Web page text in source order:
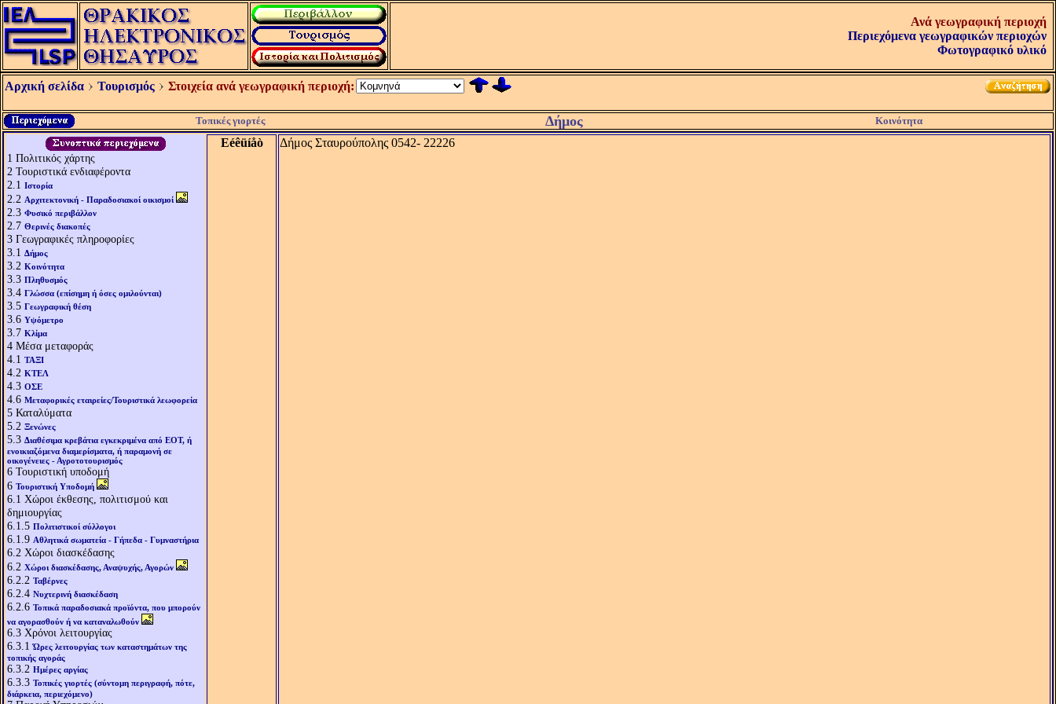
Ανά γεωγραφική περιοχή
Περιεχόμενα γεωγραφικών περιοχών
Φωτογραφικό υλικό
Αρχική σελίδα Τουρισμός Στοιχεία ανά γεωγραφική περιοχή:
Τοπικές γιορτές Δήμος Κοινότητα
1 Πολιτικός χάρτης
2 Τουριστικά ενδιαφέροντα
2.1 Ιστορία
2.2 Αρχιτεκτονική - Παραδοσιακοί οικισμοί
2.3 Φυσικό περιβάλλον
2.7 Θερινές διακοπές
3 Γεωγραφικές πληροφορίες
3.1 Δήμος
3.2 Κοινότητα
3.3 Πληθυσμός
3.4 Γλώσσα (επίσημη ή όσες ομιλούνται)
3.5 Γεωγραφική θέση
3.6 Υψόμετρο
3.7 Κλίμα
4 Μέσα μεταφοράς
4.1 ΤΑΞΙ
4.2 ΚΤΕΛ
4.3 ΟΣΕ
4.6 Μεταφορικές εταιρείες/Τουριστικά λεωφορεία
5 Καταλύματα
5.2 Ξενώνες
5.3 Διαθέσιμα κρεβάτια εγκεκριμένα από ΕΟΤ, ή
ενοικιαζόμενα διαμερίσματα, ή παραμονή σε
οικογένειες - Αγροτοτουρισμός
6 Τουριστική υποδομή
6 Τουριστική Υποδομή
6.1 Χώροι έκθεσης, πολιτισμού και
δημιουργίας
6.1.5 Πολιτιστικοί σύλλογοι
6.1.9 Αθλητικά σωματεία - Γήπεδα - Γυμναστήρια
6.2 Χώροι διασκέδασης
6.2 Χώροι διασκέδασης, Αναψυχής, Αγορών
6.2.2 Ταβέρνες
6.2.4 Νυχτερινή διασκέδαση
6.2.6 Τοπικά παραδοσιακά προϊόντα, που μπορούν
να αγορασθούν ή να καταναλωθούν
6.3 Χρόνοι λειτουργίας
6.3.1Ώρες λειτουργίας των καταστημάτων της
τοπικής αγοράς
6.3.2 Ημέρες αργίας
6.3.3 Τοπικές γιορτές (σύντομη περιγραφή, πότε,
διάρκεια, περιεχόμενο)
Eéêüíåò Δήμος Σταυρούπολης 0542- 22226